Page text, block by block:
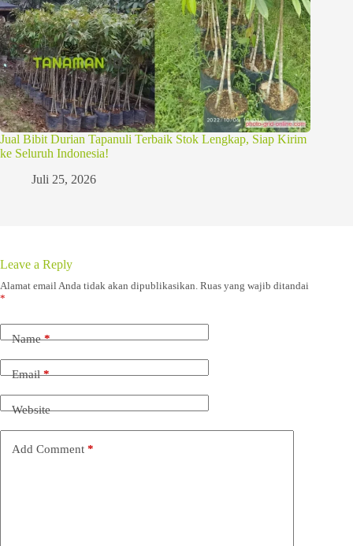
Jual Bibit Durian Tapanuli Terbaik Stok Lengkap, Siap Kirim
ke Seluruh Indonesia!
Juli 25, 2026
Leave a Reply
Alamat email Anda tidak akan dipublikasikan. Ruas yang wajib ditandai
*
Name*
Email*
Website
Add Comment *